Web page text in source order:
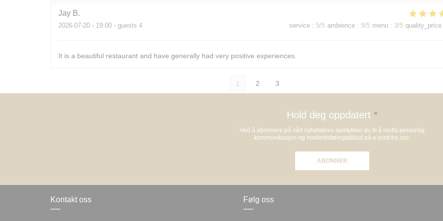
Jay B
2026-07-20 - 19:00 - guests 4 service : 5/5 ambience : 5/5 menu : 3/5 quality_price
It is a beautiful restaurant and have generally had very positive experiences.
1 2 3
Hold deg oppdatert *
Ved å abonnere på vårt nyhetsbrev samtykker du til å motta personlig
kommunikasjon og markedsføringstilbud på e-post fra oss.
ABONNER
Kontakt oss Følg oss